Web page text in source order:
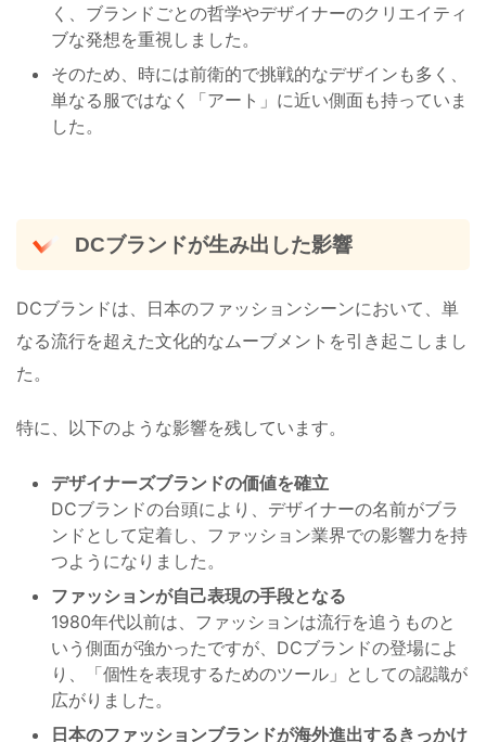
く、ブランドごとの哲学やデザイナーのクリエイティ
ブな発想を重視しました。
そのため、時には前衛的で挑戦的なデザインも多く、
単なる服ではなく「アート」に近い側面も持っていま
した。
DCブランドが生み出した影響
DCブランドは、日本のファッションシーンにおいて、単
なる流行を超えた文化的なムーブメントを引き起こしまし
た。
特に、以下のような影響を残しています。
デザイナーズブランドの価値を確立
DCブランドの台頭により、デザイナーの名前がブラ
ンドとして定着し、ファッション業界での影響力を持
つようになりました。
ファッションが自己表現の手段となる
1980年代以前は、ファッションは流行を追うものと
いう側面が強かったですが、DCブランドの登場によ
り、「個性を表現するためのツール」としての認識が
広がりました。
日本のファッションブランドが海外進出するきっかけ